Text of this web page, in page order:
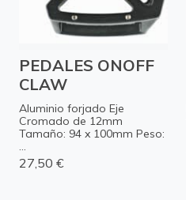
PEDALES ONOFF
CLAW
Aluminio forjado Eje
Cromado de 12mm
Tamaño: 94 x 100mm Peso:
...
27,50 €